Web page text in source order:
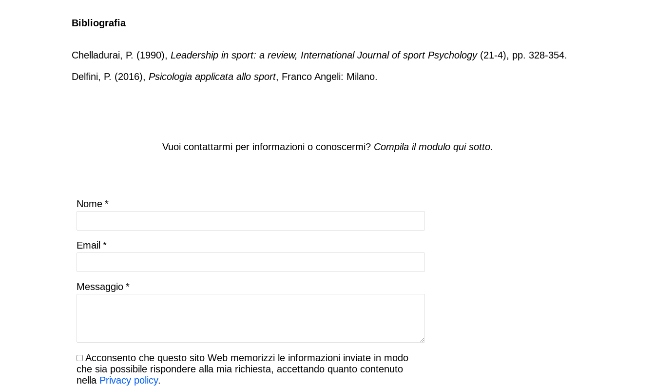
Bibliografia
Chelladurai, P. (1990), Leadership in sport: a review, International Journal of sport Psychology(21-4), pp. 328-354.
Delfini, P. (2016), Psicologia applicata allo sport, Franco Angeli: Milano.
Vuoi contattarmi per informazioni o conoscermi? Compila il modulo qui sotto.
Nome *
Email *
Messaggio *
Acconsento che questo sito Web memorizzi le informazioni inviate in modo
che sia possibile rispondere alla mia richiesta, accettando quanto contenuto
nella Privacy policy.